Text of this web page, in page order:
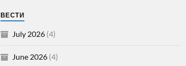
ВЕСТИ
July 2026(4)
June 2026(4)